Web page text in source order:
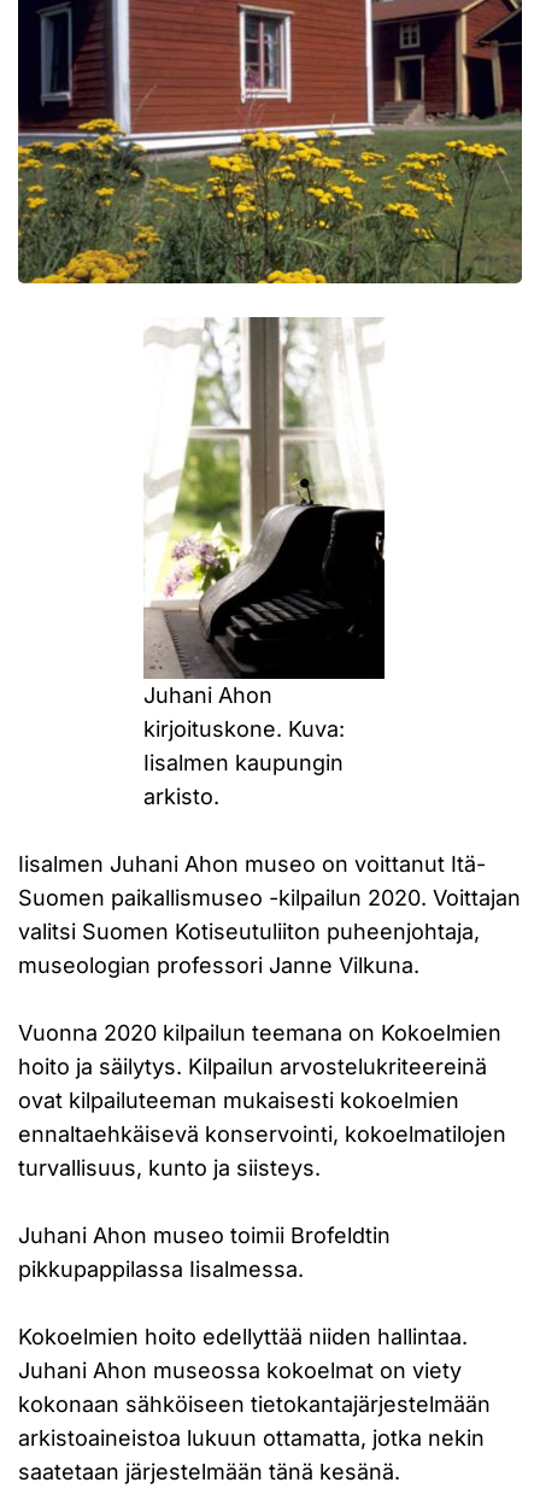
Juhani Ahon
kirjoituskone. Kuva:
Iisalmen kaupungin
arkisto.
Iisalmen Juhani Ahon museo on voittanut Itä-
Suomen paikallismuseo -kilpailun 2020. Voittajan
valitsi Suomen Kotiseutuliiton puheenjohtaja,
museologian professori Janne Vilkuna.
Vuonna 2020 kilpailun teemana on Kokoelmien
hoito ja säilytys. Kilpailun arvostelukriteereinä
ovat kilpailuteeman mukaisesti kokoelmien
ennaltaehkäisevä konservointi, kokoelmatilojen
turvallisuus, kunto ja siisteys.
Juhani Ahon museo toimii Brofeldtin
pikkupappilassa Iisalmessa.
Kokoelmien hoito edellyttää niiden hallintaa.
Juhani Ahon museossa kokoelmat on viety
kokonaan sähköiseen tietokantajärjestelmään
arkistoaineistoa lukuun ottamatta, jotka nekin
saatetaan järjestelmään tänä kesänä.